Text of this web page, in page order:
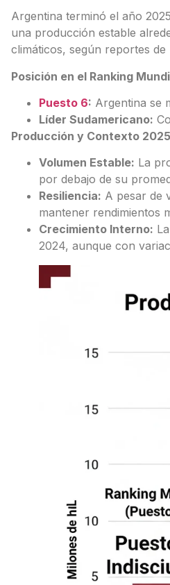
Argentina terminó el año
una producción estable
climáticos, según reportes de
Posición en el Ranking
Puesto 6: Argentina se
Líder Sudamericano:
Producción y Contexto
Volumen Estable: La
por debajo de su
Resiliencia: A pesar de
mantener rendimientos
Crecimiento Interno:
2024, aunque con